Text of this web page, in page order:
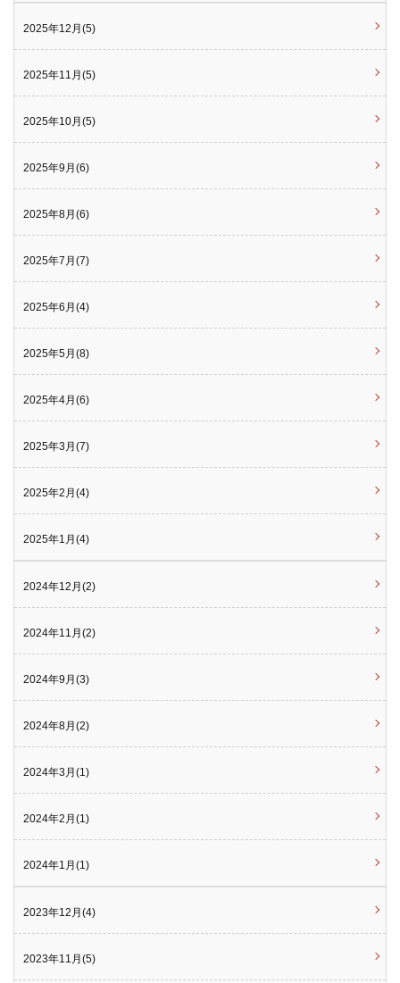
2025年12月(5)
2025年11月(5)
2025年10月(5)
2025年9月(6)
2025年8月(6)
2025年7月(7)
2025年6月(4)
2025年5月(8)
2025年4月(6)
2025年3月(7)
2025年2月(4)
2025年1月(4)
2024年12月(2)
2024年11月(2)
2024年9月(3)
2024年8月(2)
2024年3月(1)
2024年2月(1)
2024年1月(1)
2023年12月(4)
2023年11月(5)